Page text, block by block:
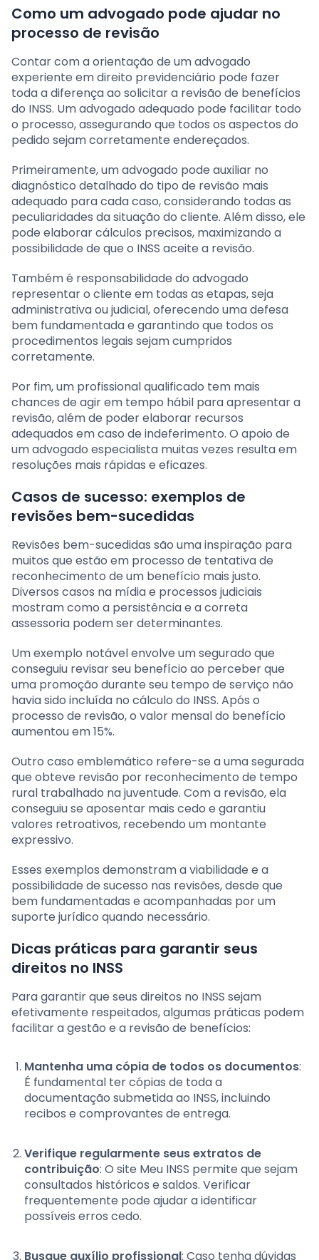
Como um advogado pode ajudar no
processo de revisão
Contar com a orientação de um advogado
experiente em direito previdenciário pode fazer
toda a diferença ao solicitar a revisão de benefícios
do INSS. Um advogado adequado pode facilitar todo
o processo, assegurando que todos os aspectos do
pedido sejam corretamente endereçados.
Primeiramente, um advogado pode auxiliar no
diagnóstico detalhado do tipo de revisão mais
adequado para cada caso, considerando todas as
peculiaridades da situação do cliente. Além disso, ele
pode elaborar cálculos precisos, maximizando a
possibilidade de que o INSS aceite a revisão.
Também é responsabilidade do advogado
representar o cliente em todas as etapas, seja
administrativa ou judicial, oferecendo uma defesa
bem fundamentada e garantindo que todos os
procedimentos legais sejam cumpridos
corretamente.
Por fim, um profissional qualificado tem mais
chances de agir em tempo hábil para apresentar a
revisão, além de poder elaborar recursos
adequados em caso de indeferimento. O apoio de
um advogado especialista muitas vezes resulta em
resoluções mais rápidas e eficazes.
Casos de sucesso: exemplos de
revisões bem-sucedidas
Revisões bem-sucedidas são uma inspiração para
muitos que estão em processo de tentativa de
reconhecimento de um benefício mais justo.
Diversos casos na mídia e processos judiciais
mostram como a persistência e a correta
assessoria podem ser determinantes.
Um exemplo notável envolve um segurado que
conseguiu revisar seu benefício ao perceber que
uma promoção durante seu tempo de serviço não
havia sido incluída no cálculo do INSS. Após o
processo de revisão, o valor mensal do benefício
aumentou em 15%.
Outro caso emblemático refere-se a uma segurada
que obteve revisão por reconhecimento de tempo
rural trabalhado na juventude. Com a revisão, ela
conseguiu se aposentar mais cedo e garantiu
valores retroativos, recebendo um montante
expressivo.
Esses exemplos demonstram a viabilidade e a
possibilidade de sucesso nas revisões, desde que
bem fundamentadas e acompanhadas por um
suporte jurídico quando necessário.
Dicas práticas para garantir seus
direitos no INSS
Para garantir que seus direitos no INSS sejam
efetivamente respeitados, algumas práticas podem
facilitar a gestão e a revisão de benefícios:
Mantenha uma cópia de todos os documentos:
É fundamental ter cópias de toda a
documentação submetida ao INSS, incluindo
recibos e comprovantes de entrega.
Verifique regularmente seus extratos de
contribuição: O site Meu INSS permite que sejam
consultados históricos e saldos. Verificar
frequentemente pode ajudar a identificar
possíveis erros cedo.
Busque auxílio profissional: Caso tenha dúvidas